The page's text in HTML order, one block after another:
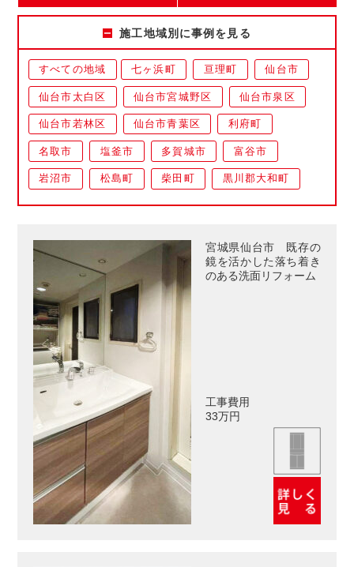
施工地域別に事例を見る
すべての地域 七ヶ浜町 亘理町 仙台市
仙台市太白区 仙台市宮城野区 仙台市泉区
仙台市若林区 仙台市青葉区 利府町
名取市 塩釜市 多賀城市 富谷市
岩沼市 松島町 柴田町 黒川郡大和町
宮城県仙台市 既存の
鏡を活かした落ち着き
のある洗面リフォーム
工事費用
33万円